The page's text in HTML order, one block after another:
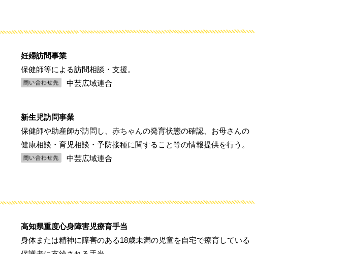
妊婦訪問事業
保健師等による訪問相談・支援。
中芸広域連合
新生児訪問事業
保健師や助産師が訪問し、赤ちゃんの発育状態の確認、お母さんの
健康相談・育児相談・予防接種に関すること等の情報提供を行う。
中芸広域連合
高知県重度心身障害児療育手当
身体または精神に障害のある18歳未満の児童を自宅で療育している